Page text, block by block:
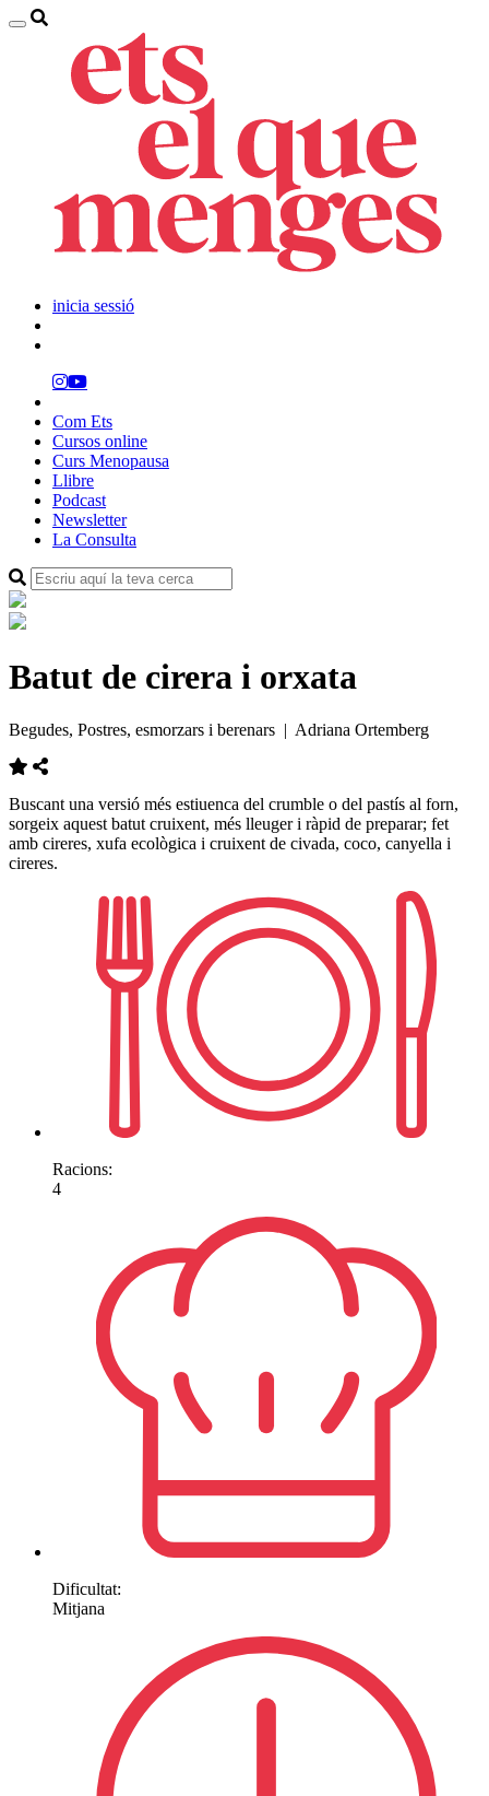
inicia sessió
Com Ets
Cursos online
Curs Menopausa
Llibre
Podcast
Newsletter
La Consulta
Batut de cirera i orxata
Begudes, Postres, esmorzars i berenars | Adriana Ortemberg
Buscant una versió més estiuenca del crumble o del pastís al forn,
sorgeix aquest batut cruixent, més lleuger i ràpid de preparar; fet
amb cireres, xufa ecològica i cruixent de civada, coco, canyella i
cireres.
Racions:
4
Dificultat:
Mitjana